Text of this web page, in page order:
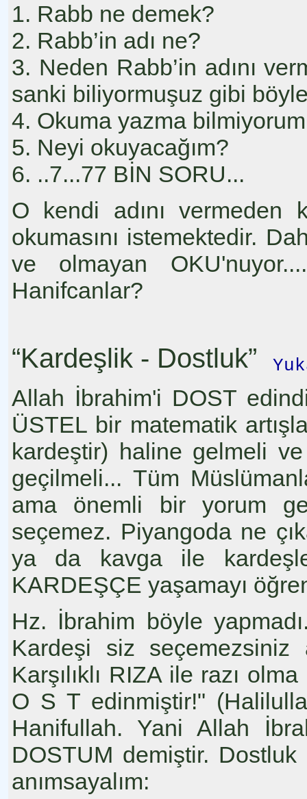
1. Rabb ne demek?
2. Rabb’in adı ne?
3. Neden Rabb’in adını
sanki biliyormuşuz gibi
4. Okuma yazma
5. Neyi okuyacağım?
6. ..7...77 BİN SORU...
O kendi adını vermeden
okumasını istemektedir.
ve olmayan
Hanifcanlar?
“Kardeşlik - Dostluk”
Allah İbrahim'i DOST
ÜSTEL bir matematik
kardeştir) haline gelmeli
geçilmeli... Tüm
ama önemli bir yorum
seçemez. Piyangoda ne
ya da kavga ile
KARDEŞÇE yaşamayı
Hz. İbrahim böyle
Kardeşi siz
Karşılıklı RIZA ile razı
O S T edinmiştir!"
Hanifullah. Yani Allah
DOSTUM demiştir. Dostluk
anımsayalım: